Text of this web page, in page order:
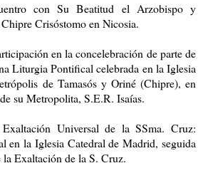
con Su Beatitud el Arzobispo y
Crisóstomo en Nicosia.
en la concelebración de parte de
Liturgia Pontifical celebrada en la Iglesia
de Tamasós y Oriné (Chipre), en
su Metropolita, S.E.R. Isaías.
Universal de la SSma. Cruz:
en la Iglesia Catedral de Madrid, seguida
Exaltación de la S. Cruz.